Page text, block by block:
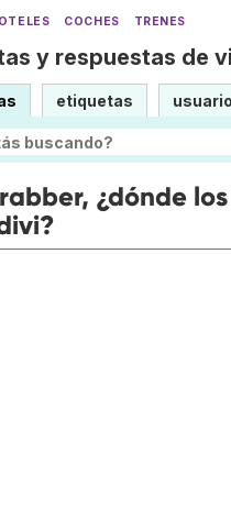
COCHES TRENES
y respuestas de
etiquetas
¿dónde